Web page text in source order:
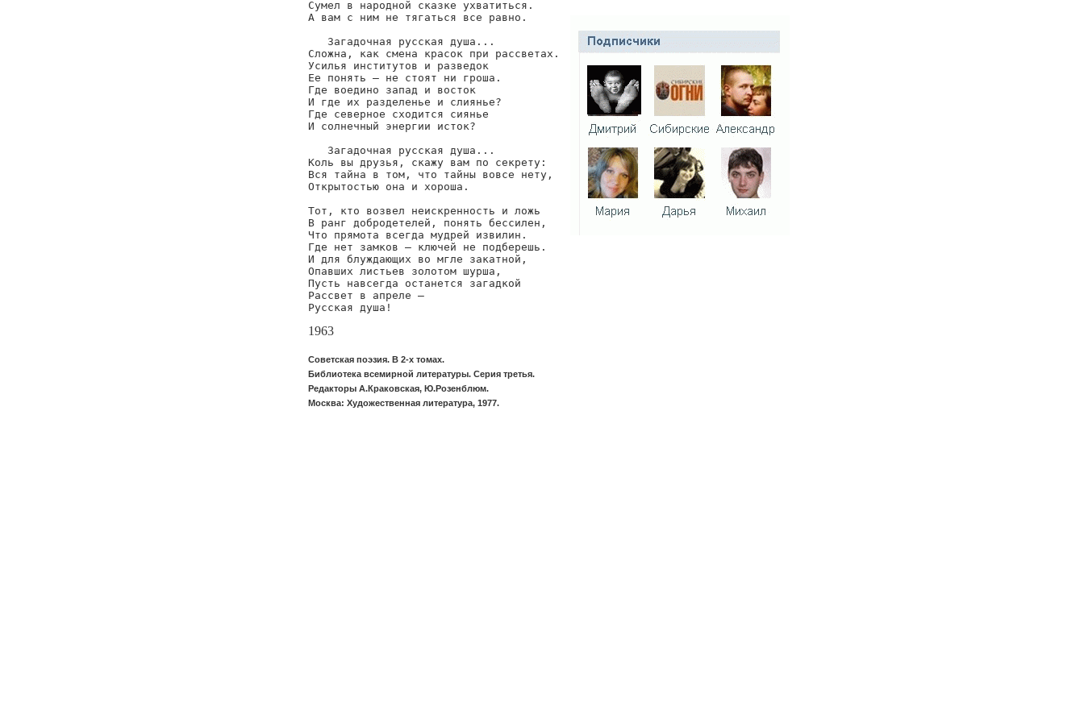
Сумел в народной сказке ухватиться.
А вам с ним не тягаться все равно.
   Загадочная русская душа...
Сложна, как смена красок при рассветах.
Усилья институтов и разведок
Ее понять — не стоят ни гроша.
Где воедино запад и восток
И где их разделенье и слиянье?
Где северное сходится сиянье
И солнечный энергии исток?
   Загадочная русская душа...
Коль вы друзья, скажу вам по секрету:
Вся тайна в том, что тайны вовсе нету,
Открытостью она и хороша.
Тот, кто возвел неискренность и ложь
В ранг добродетелей, понять бессилен,
Что прямота всегда мудрей извилин.
Где нет замков — ключей не подберешь.
И для блуждающих во мгле закатной,
Опавших листьев золотом шурша,
Пусть навсегда останется загадкой
Рассвет в апреле —
Русская душа!
1963
Советская поэзия. В 2-х томах.
Библиотека всемирной литературы. Серия третья.
Редакторы А.Краковская, Ю.Розенблюм.
Москва: Художественная литература, 1977.